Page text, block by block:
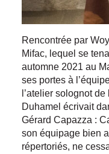
Rencontrée par
Mifac, lequel se
automne 2021 au
ses portes à
l’atelier solognot
Duhamel écrivait
Gérard Capazza :
son équipage bien
répertoriés, ne